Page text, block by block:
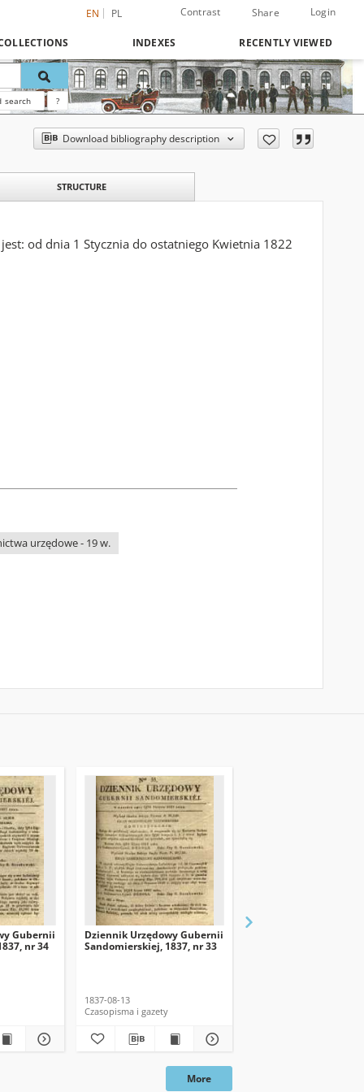
EN PL Contrast Share Login
INDEXES RECENTLY VIEWED
search ?
Download bibliography description
STRUCTURE
od dnia 1 Stycznia do ostatniego Kwietnia 1822
urzędowe - 19 w.
Gubernii
nr 34
Dziennik Urzędowy Gubernii
Sandomierskiej, 1837, nr 33
1837-08-13
Czasopisma i gazety
More